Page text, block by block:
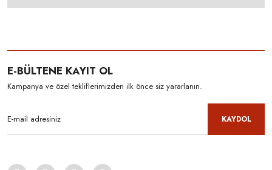
E-BÜLTENE KAYIT OL
Kampanya ve özel tekliflerimizden ilk önce siz yararlanın.
KAYDOL